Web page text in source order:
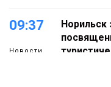
09:37
Новости
Норильск